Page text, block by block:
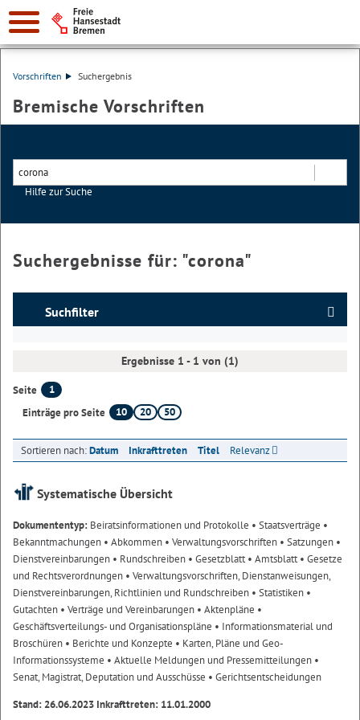
Vorschriften Suchergebnis
Bremische Vorschriften
Hilfe zur Suche
Suchergebnisse für: "corona"
Suchfilter
Ergebnisse 1 - 1 von (1)
Seite
1
Einträge pro Seite
10 20 50
Sortieren nach:Datum Inkrafttreten Titel Relevanz
Systematische Übersicht
Dokumententyp: Beiratsinformationen und Protokolle • Staatsverträge •
Bekanntmachungen • Abkommen • Verwaltungsvorschriften • Satzungen •
Dienstvereinbarungen • Rundschreiben • Gesetzblatt• Amtsblatt• Gesetze
und Rechtsverordnungen • Verwaltungsvorschriften, Dienstanweisungen,
Dienstvereinbarungen, Richtlinien und Rundschreiben • Statistiken •
Gutachten • Verträge und Vereinbarungen • Aktenpläne •
Geschäftsverteilungs- und Organisationspläne • Informationsmaterial und
Broschüren • Berichte und Konzepte • Karten, Pläne und Geo-
Informationssysteme • Aktuelle Meldungen und Pressemitteilungen •
Senat, Magistrat, Deputation und Ausschüsse • Gerichtsentscheidungen
Stand: 26.06.2023 Inkrafttreten: 11.01.2000